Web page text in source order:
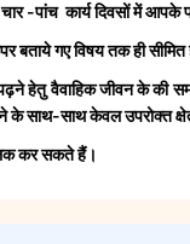
-पांच कार्य दिवसों में आपके
गए विषय तक ही सीमित
पढ़ने हेतु वैवाहिक जीवन के
के साथ-साथ केवल उपरोक्त
कर सकते हैं।